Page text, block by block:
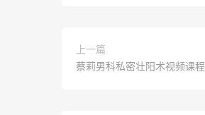
上一篇
蔡莉男科私密壮阳术视频课